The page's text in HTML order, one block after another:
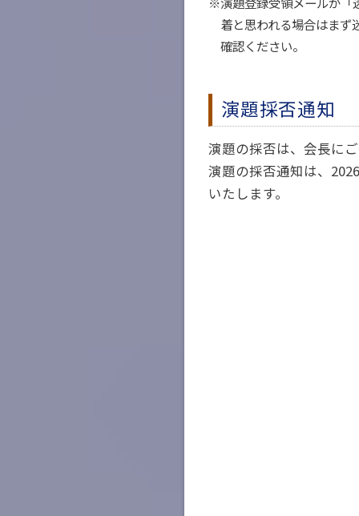
着と思われる場合はま
確認ください。
演題採否通知
演題の採否は、会長に
演題の採否通知は、
いたします。